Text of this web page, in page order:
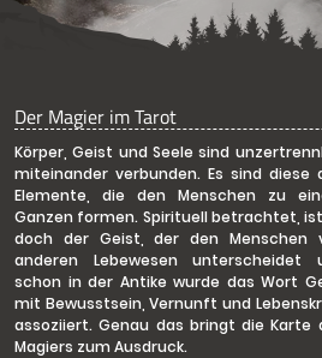
Der Magier im Tarot
Körper, Geist und Seele sind
miteinander verbunden. Es sind diese
Elemente, die den Menschen zu
Ganzen formen. Spirituell betrachtet,
doch der Geist, der den Menschen
anderen Lebewesen unterscheidet
schon in der Antike wurde das Wort
mit Bewusstsein, Vernunft und
assoziiert. Genau das bringt die Karte
Magiers zum Ausdruck.